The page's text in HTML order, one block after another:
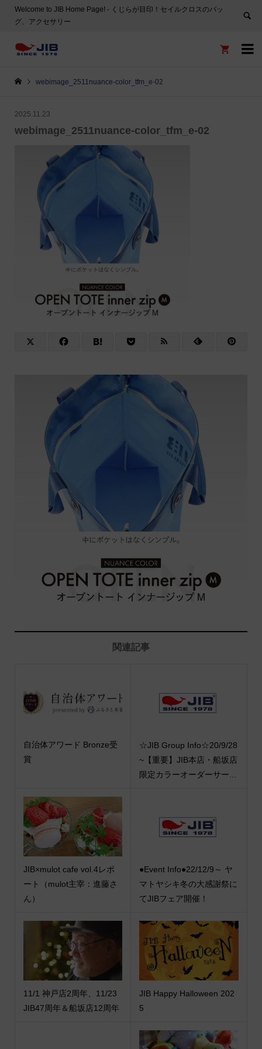
Welcome to JIB Home Page! ‐ くじらが目印！セイルクロスのバッ
グ、アクセサリー


webimage_2511nuance-color_tfm_e-02
2025.11.23
webimage_2511nuance-color_tfm_e-02
関連記事
自治体アワード Bronze受
賞
☆JIB Group Info☆20/9/28
~【重要】JIB本店・船坂店
限定カラーオーダーサー...
JIB×mulot cafe vol.4レポ
ート（mulot主宰：進藤さ
ん）
●Event Info●22/12/9～ ヤ
マトヤシキ冬の大感謝祭に
てJIBフェア開催！
11/1 神戸店2周年、11/23
JIB47周年＆船坂店12周年
JIB Happy Halloween 202
5